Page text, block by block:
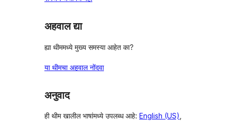
अहवाल द्या
ह्या थीममध्ये मुख्य समस्या आहेत का?
या थीमचा अहवाल नोंदवा
अनुवाद
ही थीम खालील भाषांमध्ये उपलब्ध आहे: English (US),